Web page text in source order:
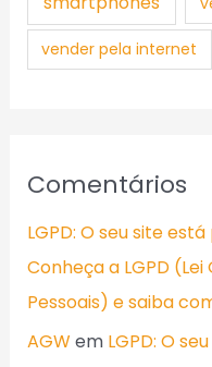
vender pela internet
Comentários
LGPD: O seu site
Conheça a LGPD
Pessoais) e saiba
AGWem LGPD: O